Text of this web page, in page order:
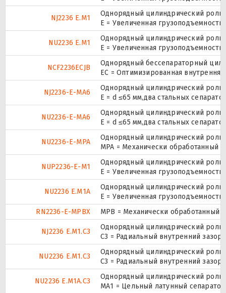
NJ2236 E.M1
Однорядный цилиндрический
E = Увеличенная
NU2236 E.M1
Однорядный цилиндрический
E = Увеличенная
NCF2236ECJB
Однорядный бессепараторный
EC = Оптимизированная
NJ2236-E-MA6
Однорядный цилиндрический
E = d ≤65 мм,два стальных
NU2236-E-MA6
Однорядный цилиндрический
E = d ≤65 мм,два стальных
NU2236-E-MPA
Однорядный цилиндрический
MPA = Механически обработанный
NUP2236-E-M1
Однорядный цилиндрический
E = Увеличенная
NU2236 E.M1A
Однорядный цилиндрический
E = Увеличенная
RN2236-E-MPBX
MPB = Механически обработанный
NJ2236 E.M1.C3
Однорядный цилиндрический
C3 = Радиальный внутренний
NU2236 E.M1.C3
Однорядный цилиндрический
C3 = Радиальный внутренний
NU2236 E.M1A.C3
Однорядный цилиндрический
МА1 = Цельный латунный